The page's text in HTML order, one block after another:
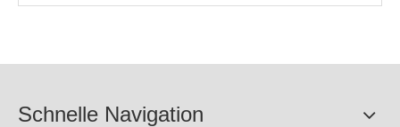
Schnelle Navigation